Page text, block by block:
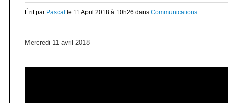
Érit par Pascal le 11 April 2018 à 10h26 dans Communications
Mercredi 11 avril 2018